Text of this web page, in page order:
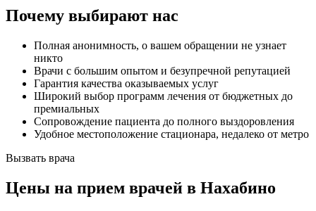
Почему выбирают нас
Полная анонимность, о вашем обращении не узнает
никто
Врачи с большим опытом и безупречной репутацией
Гарантия качества оказываемых услуг
Широкий выбор программ лечения от бюджетных до
премиальных
Сопровождение пациента до полного выздоровления
Удобное местоположение стационара, недалеко от метро
Вызвать врача
Цены на прием врачей в Нахабино